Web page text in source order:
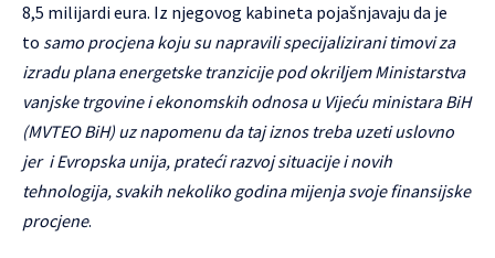
8,5 milijardi eura. Iz njegovog kabineta pojašnjavaju da je
to samo procjena koju su napravili specijalizirani timovi za
izradu plana energetske tranzicije pod okriljem Ministarstva
vanjske trgovine i ekonomskih odnosa u Vijeću ministara BiH
(MVTEO BiH) uz napomenu da taj iznos treba uzeti uslovno
jer i Evropska unija, prateći razvoj situacije i novih
tehnologija, svakih nekoliko godina mijenja svoje finansijske
procjene.